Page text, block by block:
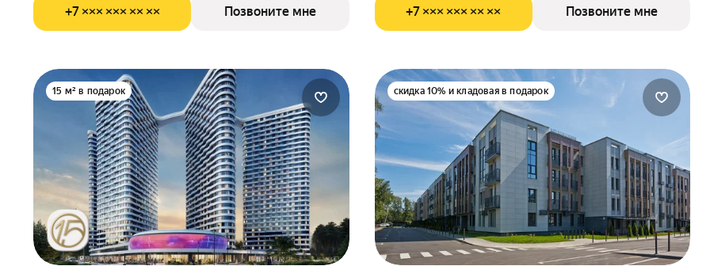
+7 ××× ××× ×× ×× Позвоните мне +7 ××× ××× ×× ×× Позвоните мне
15 м² в подарок скидка 10% и кладовая в подарок